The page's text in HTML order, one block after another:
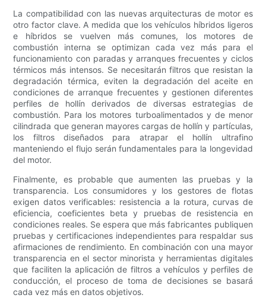
La compatibilidad con las nuevas arquitecturas de motor es
otro factor clave. A medida que los vehículos híbridos ligeros
e híbridos se vuelven más comunes, los motores de
combustión interna se optimizan cada vez más para el
funcionamiento con paradas y arranques frecuentes y ciclos
térmicos más intensos. Se necesitarán filtros que resistan la
degradación térmica, eviten la degradación del aceite en
condiciones de arranque frecuentes y gestionen diferentes
perfiles de hollín derivados de diversas estrategias de
combustión. Para los motores turboalimentados y de menor
cilindrada que generan mayores cargas de hollín y partículas,
los filtros diseñados para atrapar el hollín ultrafino
manteniendo el flujo serán fundamentales para la longevidad
del motor.
Finalmente, es probable que aumenten las pruebas y la
transparencia. Los consumidores y los gestores de flotas
exigen datos verificables: resistencia a la rotura, curvas de
eficiencia, coeficientes beta y pruebas de resistencia en
condiciones reales. Se espera que más fabricantes publiquen
pruebas y certificaciones independientes para respaldar sus
afirmaciones de rendimiento. En combinación con una mayor
transparencia en el sector minorista y herramientas digitales
que faciliten la aplicación de filtros a vehículos y perfiles de
conducción, el proceso de toma de decisiones se basará
cada vez más en datos objetivos.